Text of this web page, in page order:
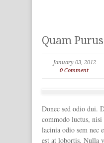
Quam Purus
January 03, 2012
0 Comment
Donec sed odio dui.
commodo luctus,
lacinia odio sem nec
est at lobortis. Nulla